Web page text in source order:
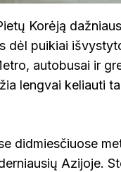
Korėją
dėl puikiai
autobusai ir
lengvai keliauti
didmiesčiuose
Azijoje.